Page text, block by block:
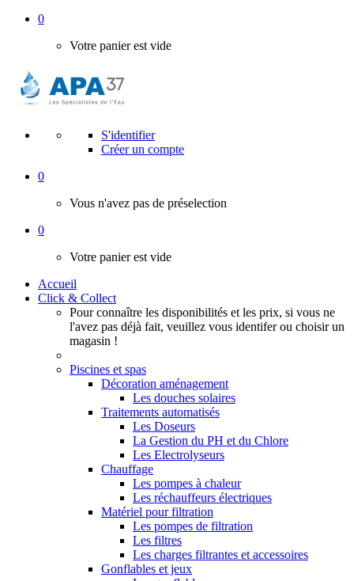
0
Votre panier est vide
S'identifier
Créer un compte
0
Vous n'avez pas de préselection
0
Votre panier est vide
Accueil
Click & Collect
Pour connaître les disponibilités et les prix, si vous ne
l'avez pas déjà fait, veuillez vous identifer ou choisir un
magasin !
Piscines et spas
Décoration aménagement
Les douches solaires
Traitements automatisés
Les Doseurs
La Gestion du PH et du Chlore
Les Electrolyseurs
Chauffage
Les pompes à chaleur
Les réchauffeurs électriques
Matériel pour filtration
Les pompes de filtration
Les filtres
Les charges filtrantes et accessoires
Gonflables et jeux